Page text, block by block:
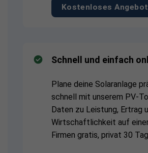
Kostenloses
Schnell und einfach
Plane deine Solaranlage
schnell mit unserem PV-
Daten zu Leistung, Ertrag
Wirtschaftlichkeit auf
Firmen gratis, privat 30